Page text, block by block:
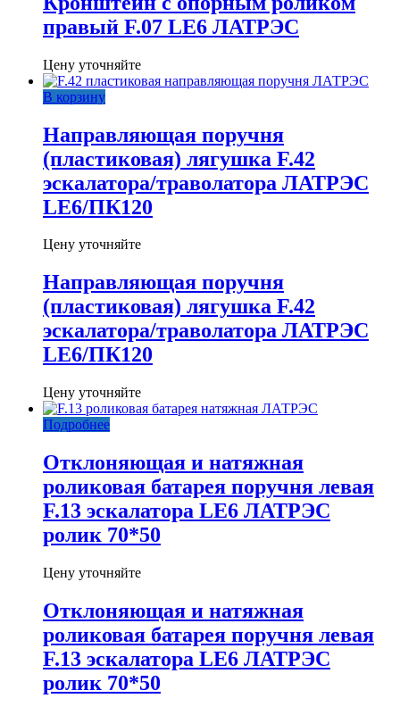
правый F.07 LE6 ЛАТРЭС
Цену уточняйте
В корзину
Направляющая поручня
(пластиковая) лягушка F.42
эскалатора/траволатора ЛАТРЭС
LE6/ПК120
Цену уточняйте
Направляющая поручня
(пластиковая) лягушка F.42
эскалатора/траволатора ЛАТРЭС
LE6/ПК120
Цену уточняйте
Подробнее
Отклоняющая и натяжная
роликовая батарея поручня левая
F.13 эскалатора LE6 ЛАТРЭС
ролик 70*50
Цену уточняйте
Отклоняющая и натяжная
роликовая батарея поручня левая
F.13 эскалатора LE6 ЛАТРЭС
ролик 70*50